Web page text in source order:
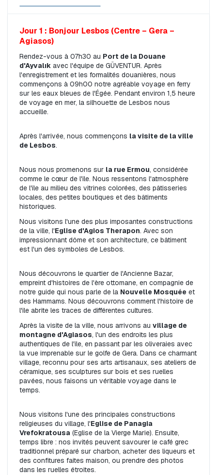
Jour 1 : Bonjour Lesbos (Centre – Gera –
Agiasos)
Rendez-vous à 07h30 au Port de la Douane
d'Ayvalık avec l'équipe de GÜVENTUR. Après
l'enregistrement et les formalités douanières, nous
commençons à 09h00 notre agréable voyage en ferry
sur les eaux bleues de l'Égée. Pendant environ 1,5 heure
de voyage en mer, la silhouette de Lesbos nous
accueille.
Après l'arrivée, nous commençons la visite de la ville
de Lesbos.
Nous nous promenons sur la rue Ermou, considérée
comme le cœur de l'île. Nous ressentons l'atmosphère
de l'île au milieu des vitrines colorées, des pâtisseries
locales, des petites boutiques et des bâtiments
historiques.
Nous visitons l'une des plus imposantes constructions
de la ville, l'Eglise d'Agios Therapon. Avec son
impressionnant dôme et son architecture, ce bâtiment
est l'un des symboles de Lesbos.
Nous découvrons le quartier de l'Ancienne Bazar,
empreint d'histoires de l'ère ottomane, en compagnie de
notre guide qui nous parle de la Nouvelle Mosquée et
des Hammams. Nous découvrons comment l'histoire de
l'île abrite les traces de différentes cultures.
Après la visite de la ville, nous arrivons au village de
montagne d'Agiasos, l'un des endroits les plus
authentiques de l'île, en passant par les oliveraies avec
la vue imprenable sur le golfe de Gera. Dans ce charmant
village, reconnu pour ses arts artisanaux, ses ateliers de
céramique, ses sculptures sur bois et ses ruelles
pavées, nous faisons un véritable voyage dans le
temps.
Nous visitons l'une des principales constructions
religieuses du village, l'Eglise de Panagia
Vrefokratousa (Eglise de la Vierge Marie). Ensuite,
temps libre : nos invités peuvent savourer le café grec
traditionnel préparé sur charbon, acheter des liqueurs et
des confitures faites maison, ou prendre des photos
dans les ruelles étroites.